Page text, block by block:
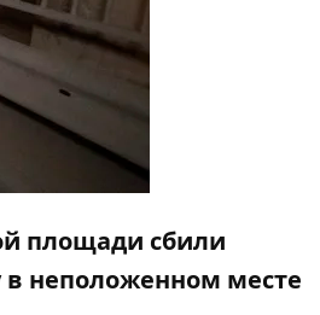
площади сбили
в неположенном месте